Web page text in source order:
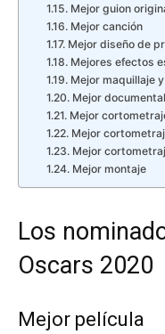
Mejor guion
Mejor canción
Mejor diseño de
Mejores efectos
Mejor maquillaje
Mejor documental
Mejor
Mejor
Mejor
Mejor montaje
Los
Oscars 2020
Mejor película